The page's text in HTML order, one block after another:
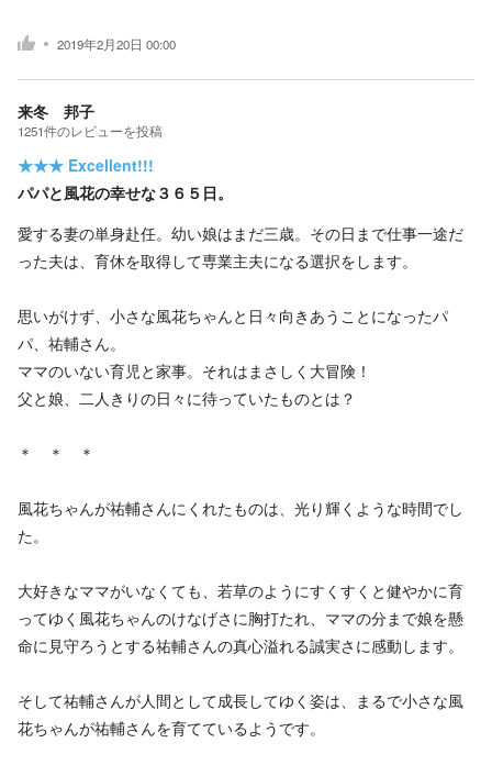
2019年2月20日 00:00
来冬 邦子
1251件のレビューを投稿
★★★ Excellent!!!
パパと風花の幸せな３６５日。
愛する妻の単身赴任。幼い娘はまだ三歳。その日まで仕事一途だ
った夫は、育休を取得して専業主夫になる選択をします。
思いがけず、小さな風花ちゃんと日々向きあうことになったパ
パ、祐輔さん。
ママのいない育児と家事。それはまさしく大冒険！
父と娘、二人きりの日々に待っていたものとは？
＊ ＊ ＊
風花ちゃんが祐輔さんにくれたものは、光り輝くような時間でし
た。
大好きなママがいなくても、若草のようにすくすくと健やかに育
ってゆく風花ちゃんのけなげさに胸打たれ、ママの分まで娘を懸
命に見守ろうとする祐輔さんの真心溢れる誠実さに感動します。
そして祐輔さんが人間として成長してゆく姿は、まるで小さな風
花ちゃんが祐輔さんを育てているようです。